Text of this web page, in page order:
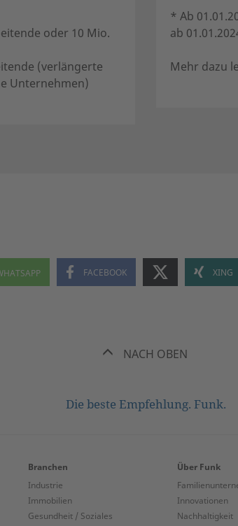
oder 10 Mio.
(verlängerte
Unternehmen)
* Ab
ab
Mehr dazu
NACH OBEN
Die beste Empfehlung. Funk.
Branchen
Industrie
Immobilien
Gesundheit / Soziales
Über Funk
Innovationen
Nachhaltigkeit